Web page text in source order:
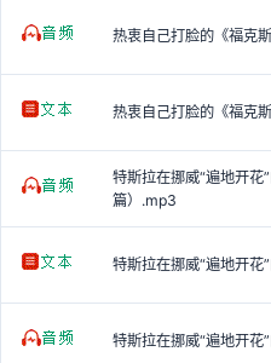
热衷自己打脸的《福克
热衷自己打脸的《福克
特斯拉在挪威“遍地开花
篇）.mp3
特斯拉在挪威“遍地开花
特斯拉在挪威“遍地开花